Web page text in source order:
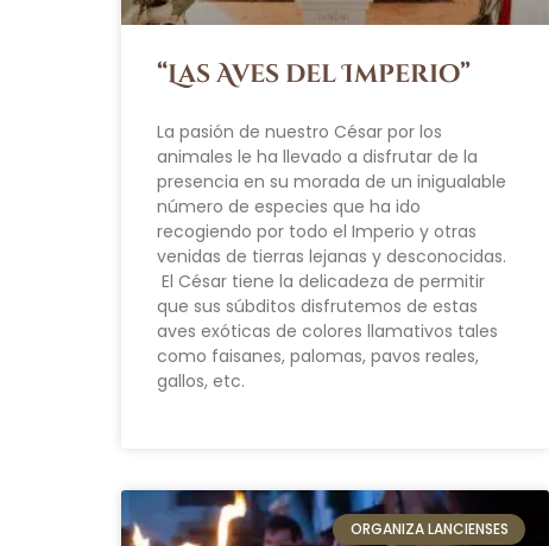
“Las Aves del Imperio”
La pasión de nuestro César por los
animales le ha llevado a disfrutar de la
presencia en su morada de un inigualable
número de especies que ha ido
recogiendo por todo el Imperio y otras
venidas de tierras lejanas y desconocidas.
El César tiene la delicadeza de permitir
que sus súbditos disfrutemos de estas
aves exóticas de colores llamativos tales
como faisanes, palomas, pavos reales,
gallos, etc.
ORGANIZA LANCIENSES